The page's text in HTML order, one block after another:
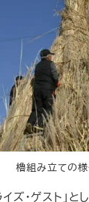
櫓組み立ての様
・ゲスト」